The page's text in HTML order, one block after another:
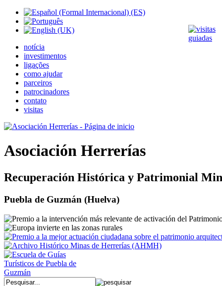
notícia
investimentos
ligações
como ajudar
parceiros
patrocinadores
contato
visitas
Asociación Herrerías
Recuperación Histórica y Patrimonial
Puebla de Guzmán (Huelva)